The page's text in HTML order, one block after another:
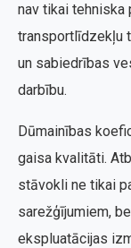
nav tikai
transportlīdzekļu
un sabiedrības
darbību.
Dūmainības
gaisa kvalitāti.
stāvokli ne tikai
sarežģījumiem,
ekspluatācijas